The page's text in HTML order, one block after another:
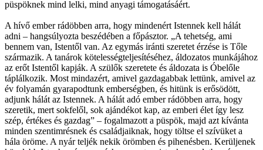
püspöknek mind lelki, mind anyagi támogatásáért.
A hívő ember rádöbben arra, hogy mindenért Istennek kell hálát
adni – hangsúlyozta beszédében a főpásztor. „A tehetség, ami
bennem van, Istentől van. Az egymás iránti szeretet érzése is Tőle
származik. A tanárok kötelességteljesítéséhez, áldozatos munkájához
az erőt Istentől kapják. A szülők szeretete és áldozata is Óbelőle
táplálkozik. Most mindazért, amivel gazdagabbak lettünk, amivel az
év folyamán gyarapodtunk emberségben, és hitünk is erősödött,
adjunk hálát az Istennek. A hálát adó ember rádöbben arra, hogy
szeretik, mert sokfelől, sok ajándékot kap, az emberi élet így lesz
szép, értékes és gazdag” – fogalmazott a püspök, majd azt kívánta
minden szentimrésnek és családjaiknak, hogy töltse el szívüket a
hála öröme. A nyár teljék nekik örömben és pihenésben. Kerüljenek